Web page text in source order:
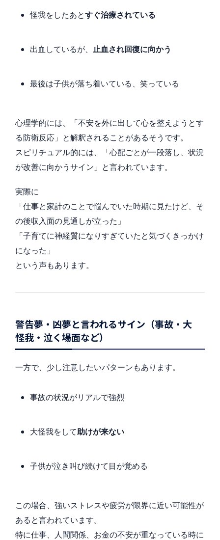
怪我をしたあとすぐ治療されている
出血しているが、 止血され回復に向かう
最後は子供が落ち着いている、笑っている
心理学的には、「不安を外に出して心を整えようとす
る防衛反応」と解釈されることがあるそうです。
スピリチュアル的には、「心配ごとが一段落し、状況
が改善に向かうサイン」と言われています。
実際に
「仕事と家計のことで悩んでいた時期に見たけど、そ
の後収入面の見通しが立った」
「子育てに神経質になりすぎていたと気づくきっかけ
になった」
という声もあります。
警告夢・凶夢と言われるサイン（事故・大
怪我・泣く場面など）
一方で、少し注意したいパターンもあります。
事故の状況がリアルで強烈
大怪我をして助けが来ない
子供が泣き叫び続けて目が覚める
この場合、強いストレスや疲労が限界に近い可能性が
あると言われています。
特に仕事、人間関係、お金の不安が重なっている時に